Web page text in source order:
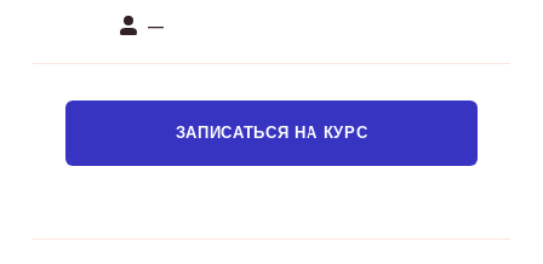
—
ЗАПИСАТЬСЯ НА КУРС